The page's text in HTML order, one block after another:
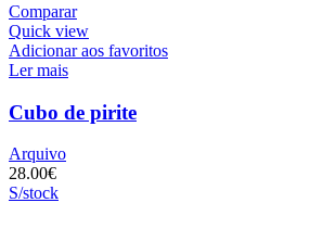
Comparar
Quick view
Adicionar aos favoritos
Ler mais
Cubo de pirite
Arquivo
28.00€
S/stock